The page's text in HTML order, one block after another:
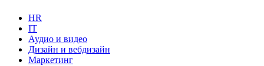
HR
IT
Аудио и видео
Дизайн и вебдизайн
Маркетинг